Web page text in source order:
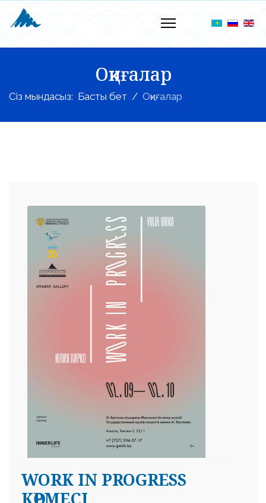
Оқиғалар
Сіз мындасыз: Басты бет Оқиғалар
WORK IN PROGRESS